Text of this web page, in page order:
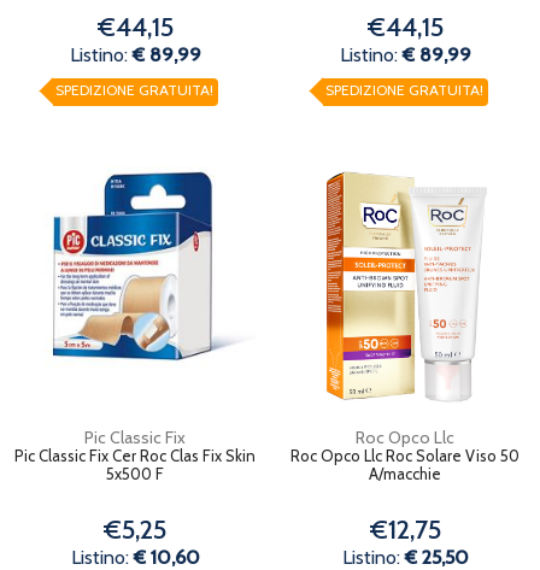
€44,15
Listino:€ 89,99
SPEDIZIONE GRATUITA!
€44,15
Listino:€ 89,99
SPEDIZIONE GRATUITA!
Pic Classic Fix
Pic Classic Fix Cer Roc Clas Fix Skin
5x500 F
€5,25
Listino:€ 10,60
Roc Opco Llc
Roc Opco Llc Roc Solare Viso 50
A/macchie
€12,75
Listino:€ 25,50